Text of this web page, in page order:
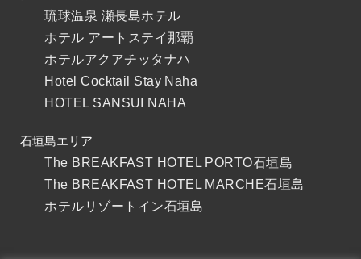
琉球温泉 瀬長島ホテル
ホテル アートステイ那覇
ホテルアクアチッタナハ
Hotel Cocktail Stay Naha
HOTEL SANSUI NAHA
石垣島エリア
The BREAKFAST HOTEL PORTO石垣島
The BREAKFAST HOTEL MARCHE石垣島
ホテルリゾートイン石垣島